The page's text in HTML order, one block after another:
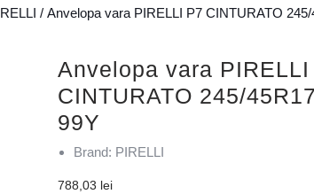
/ Anvelopa vara PIRELLI P7 CINTURATO
Anvelopa vara PIRELLI
CINTURATO 245/45R17
99Y
Brand: PIRELLI
788,03 lei